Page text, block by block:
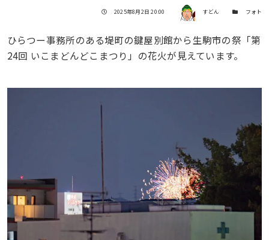
投稿日
2025年8月2日 20:00 著者 すどん カテゴリー
フォト
ひらつー事務所のある堤町の鍵屋別館から生駒市の祭「第
24回 いこまどんどこまつり」の花火が見えています。